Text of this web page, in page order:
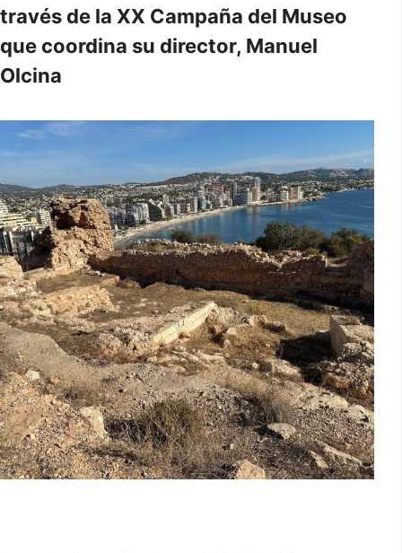
través de la XX Campaña del Museo
que coordina su director, Manuel
Olcina